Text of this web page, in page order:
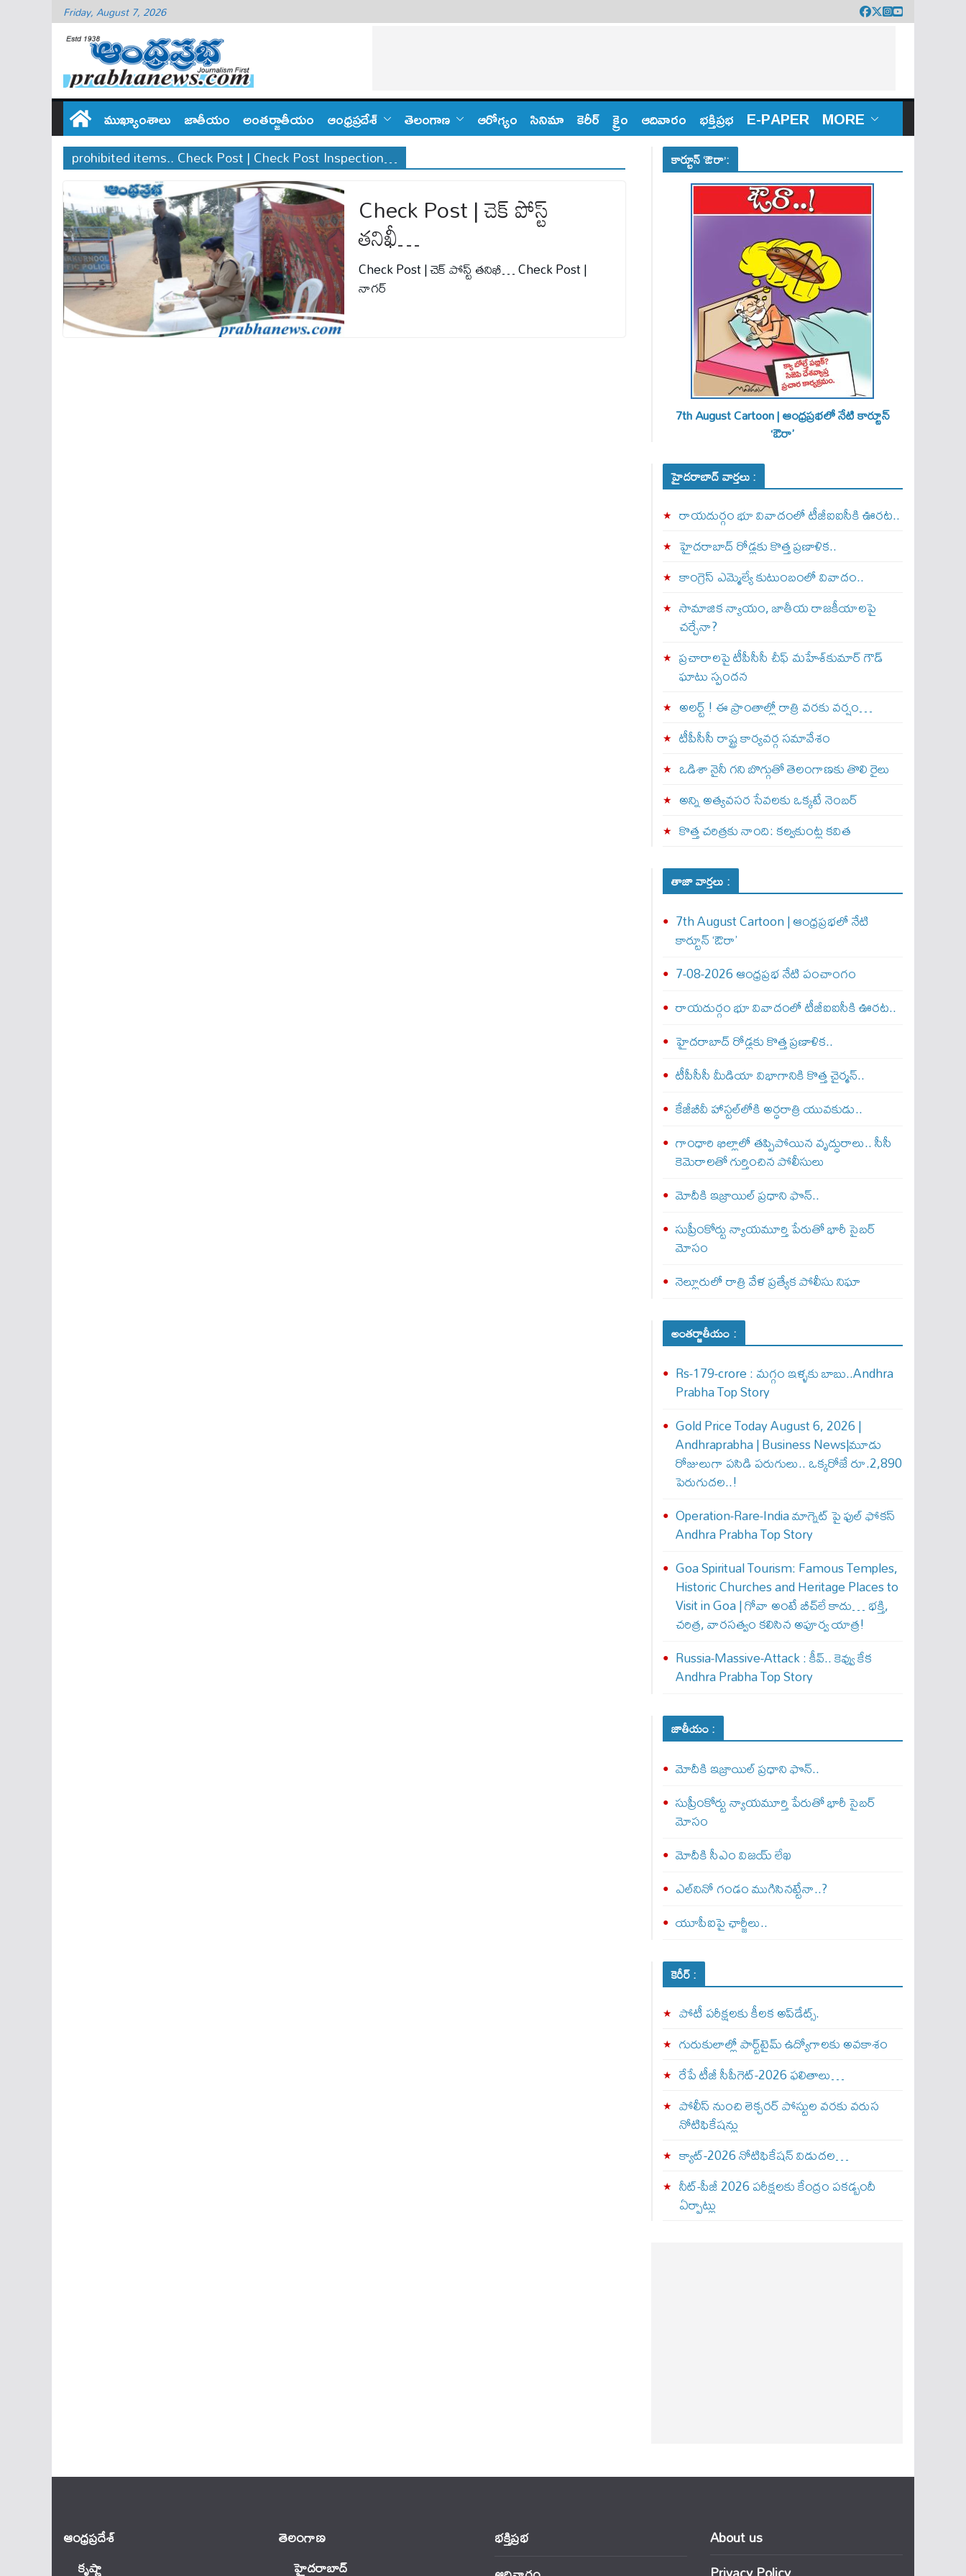
Friday, August 7, 2026
ముఖ్యాంశాలు జాతీయం అంతర్జాతీయం ఆంధ్ర‌ప్ర‌దేశ్ తెలంగాణ‌ ఆరోగ్యం సినిమా కెరీర్ క్రైం ఆదివారం భక్తిప్రభ E-PAPER MORE
prohibited items.. Check Post | Check Post Inspection…
Check Post | చెక్ పోస్ట్
తనిఖీ…
Check Post | చెక్ పోస్ట్ తనిఖీ… Check Post |
నాగర్
కార్టూన్ ‘ఔరా’:
7th August Cartoon | ఆంధ్రప్రభలో నేటి కార్టూన్
‘ఔరా’
హైదరాబాద్ వార్తలు :
రాయదుర్గం భూ వివాదంలో టీజీఐఐసీకి ఊరట..
హైదరాబాద్ రోడ్లకు కొత్త ప్రణాళిక..
కాంగ్రెస్ ఎమ్మెల్యే కుటుంబంలో వివాదం..
సామాజిక న్యాయం, జాతీయ రాజకీయాలపై
చర్చేనా?
ప్రచారాలపై టీపీసీసీ చీఫ్ మహేశ్‌కుమార్ గౌడ్
ఘాటు స్పందన
అల‌ర్ట్ ! ఈ ప్రాంతాల్లో రాత్రి వరకు వర్షం…
టీపీసీసీ రాష్ట్ర కార్యవర్గ సమావేశం
ఒడిశా నైనీ గని బొగ్గుతో తెలంగాణకు తొలి రైలు
అన్ని అత్యవసర సేవలకు ఒక్క‌టే నెంబ‌ర్‌
కొత్త చరిత్రకు నాంది: క‌ల్వ‌కుంట్ల కవిత
తాజా వార్తలు :
7th August Cartoon | ఆంధ్రప్రభలో నేటి
కార్టూన్ ‘ఔరా’
7-08-2026 ఆంధ్రప్రభ నేటి పంచాంగం
రాయదుర్గం భూ వివాదంలో టీజీఐఐసీకి ఊరట..
హైదరాబాద్ రోడ్లకు కొత్త ప్రణాళిక..
టీపీసీసీ మీడియా విభాగానికి కొత్త చైర్మన్..
కేజీబీవీ హాస్టల్‌లోకి అర్ధరాత్రి యువకుడు..
గాంధారి ఖిల్లాలో తప్పిపోయిన వృద్ధురాలు.. సీసీ
కెమెరాలతో గుర్తించిన పోలీసులు
మోదీకి ఇజ్రాయిల్ ప్ర‌ధాని ఫొన్..
సుప్రీంకోర్టు న్యాయమూర్తి పేరుతో భారీ సైబర్
మోసం
నెల్లూరులో రాత్రి వేళ ప్రత్యేక పోలీసు నిఘా
అంతర్జాతీయం :
Rs-179-crore : మ‌గ్గం ఇళ్ళ‌కు బాబు..Andhra
Prabha Top Story
Gold Price Today August 6, 2026 |
Andhraprabha | Business News|మూడు
రోజులుగా పసిడి పరుగులు.. ఒక్కరోజే రూ.2,890
పెరుగుద‌ల‌..!
Operation-Rare-India మాగ్నెట్ పై ఫుల్ ఫోక‌స్
Andhra Prabha Top Story
Goa Spiritual Tourism: Famous Temples,
Historic Churches and Heritage Places to
Visit in Goa | గోవా అంటే బీచ్‌లే కాదు… భక్తి,
చరిత్ర, వారసత్వం కలిసిన అపూర్వ యాత్ర!
Russia-Massive-Attack : కీవ్‌.. కెవ్వు కేక‌
Andhra Prabha Top Story
జాతీయం :
మోదీకి ఇజ్రాయిల్ ప్ర‌ధాని ఫొన్..
సుప్రీంకోర్టు న్యాయమూర్తి పేరుతో భారీ సైబర్
మోసం
మోదీకి సీఎం విజయ్ లేఖ
ఎల్‌నినో గండం ముగిసినట్టేనా..?
యూపీఐపై ఛార్జీలు..
కెరీర్ :
పోటీ పరీక్షలకు కీలక అప్‌డేట్స్.
గురుకులాల్లో పార్ట్‌టైమ్ ఉద్యోగాలకు అవకాశం
రేపే టీజీ సీపీగెట్‌-2026 ఫలితాలు…
పోలీస్ నుంచి లెక్చరర్ పోస్టుల వరకు వరుస
నోటిఫికేషన్లు
క్యాట్-2026 నోటిఫికేషన్ విడుదల…
నీట్-పీజీ 2026 పరీక్షలకు కేంద్రం పకడ్బందీ
ఏర్పాట్లు
ఆంధ్ర‌ప్ర‌దేశ్
కృష్ణా
తెలంగాణ‌
హైదరాబాద్
భక్తిప్రభ
About us